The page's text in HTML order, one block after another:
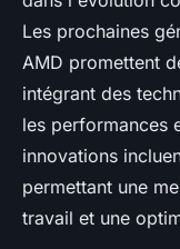
Les prochaines
AMD promettent
intégrant des
les performances
innovations
permettant une
travail et une